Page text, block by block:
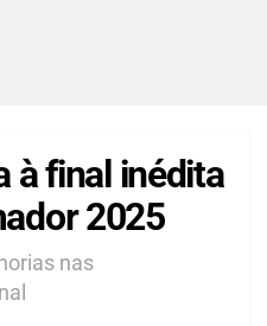
à final inédita
2025
nas